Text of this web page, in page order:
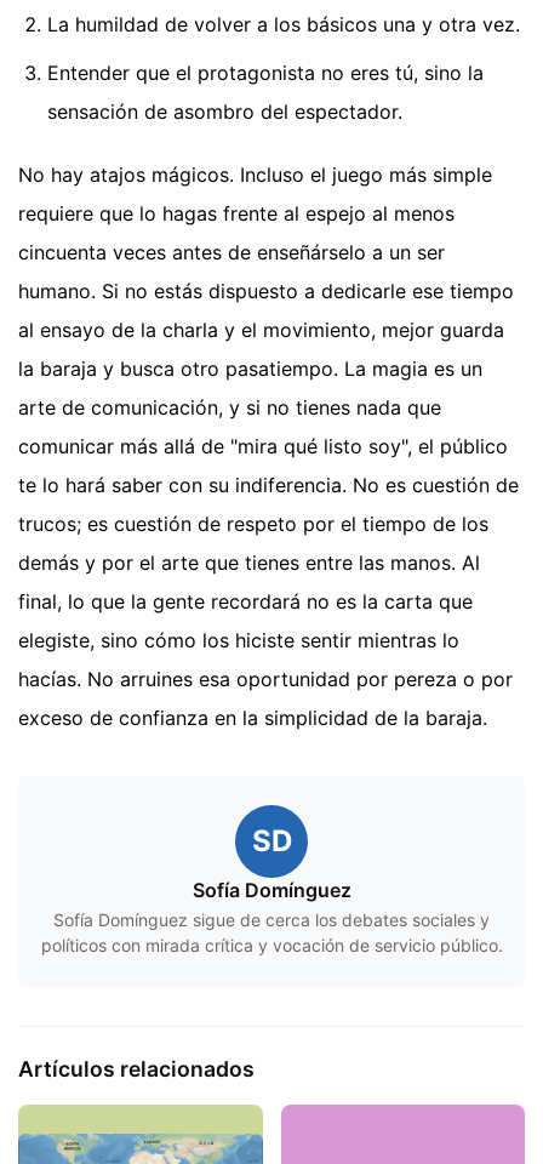
La humildad de volver a los básicos una y otra vez.
Entender que el protagonista no eres tú, sino la
sensación de asombro del espectador.
No hay atajos mágicos. Incluso el juego más simple
requiere que lo hagas frente al espejo al menos
cincuenta veces antes de enseñárselo a un ser
humano. Si no estás dispuesto a dedicarle ese tiempo
al ensayo de la charla y el movimiento, mejor guarda
la baraja y busca otro pasatiempo. La magia es un
arte de comunicación, y si no tienes nada que
comunicar más allá de "mira qué listo soy", el público
te lo hará saber con su indiferencia. No es cuestión de
trucos; es cuestión de respeto por el tiempo de los
demás y por el arte que tienes entre las manos. Al
final, lo que la gente recordará no es la carta que
elegiste, sino cómo los hiciste sentir mientras lo
hacías. No arruines esa oportunidad por pereza o por
exceso de confianza en la simplicidad de la baraja.
SD
Sofía Domínguez
Sofía Domínguez sigue de cerca los debates sociales y
políticos con mirada crítica y vocación de servicio público.
Artículos relacionados